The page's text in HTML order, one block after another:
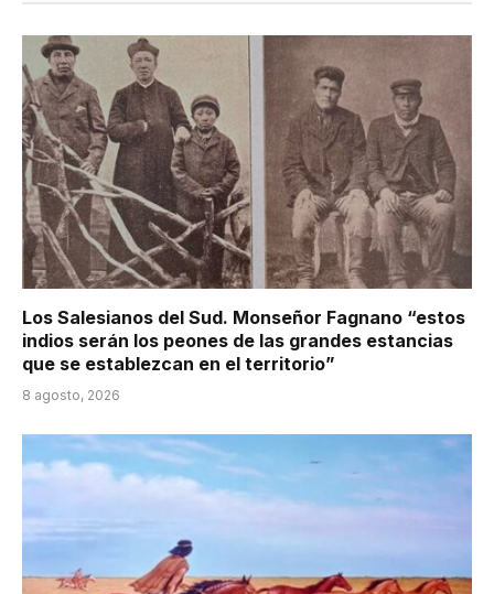
Los Salesianos del Sud. Monseñor Fagnano “estos
indios serán los peones de las grandes estancias
que se establezcan en el territorio”
8 agosto, 2026